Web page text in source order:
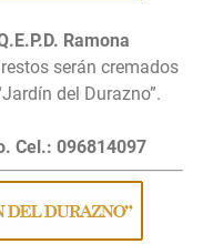
Ramona
serán cremados
del Durazno”.
Cel.: 096814097